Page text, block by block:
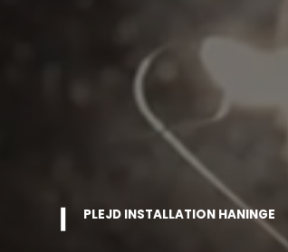
PLEJD INSTALLATION HANINGE